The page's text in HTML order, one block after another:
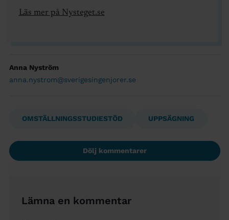
Läs mer på Nysteget.se
Anna Nyström
anna.nystrom@sverigesingenjorer.se
OMSTÄLLNINGSSTUDIESTÖD UPPSÄGNING
Dölj kommentarer
Lämna en kommentar